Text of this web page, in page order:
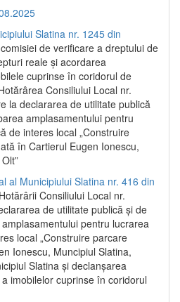
Slatina nr. 1245 din
de verificare a dreptului de
reale și acordarea
cuprinse în coridorul de
Consiliului Local nr.
la declararea de utilitate publică
amplasamentului pentru
de interes local „Construire
în Cartierul Eugen Ionescu,
al Municipiului Slatina nr. 416 din
Consiliului Local nr.
de utilitate publică și de
pentru lucrarea
local „Construire parcare
Ionescu, Muncipiul Slatina,
Slatina și declanșarea
imobilelor cuprinse în coridorul